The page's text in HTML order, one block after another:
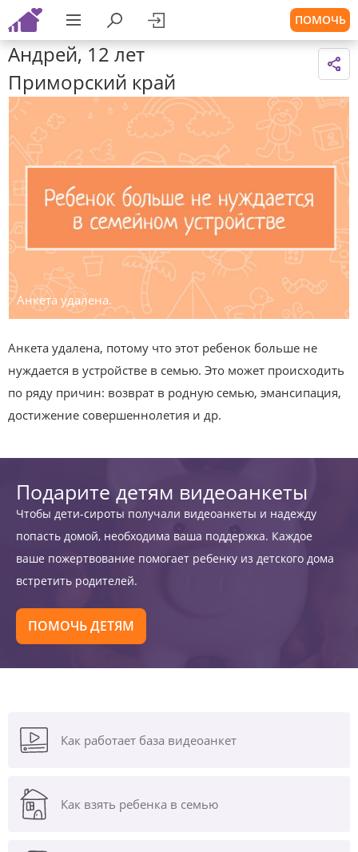
ПОМОЧЬ
Андрей, 12 лет
Приморский край
Анкета удалена.
Анкета удалена, потому что этот ребенок больше не
нуждается в устройстве в семью. Это может происходить
по ряду причин: возврат в родную семью, эмансипация,
достижение совершеннолетия и др.
Подарите детям видеоанкеты
Чтобы дети-сироты получали видеоанкеты и надежду
попасть домой, необходима ваша поддержка. Каждое
ваше пожертвование помогает ребенку из детского дома
встретить родителей.
ПОМОЧЬ ДЕТЯМ
Как работает база видеоанкет
Как взять ребенка в семью